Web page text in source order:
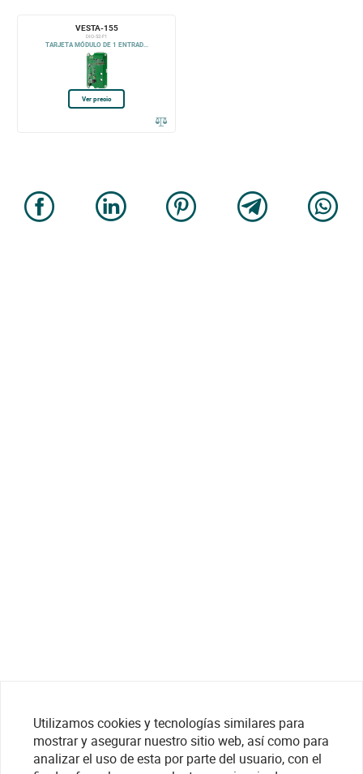
VESTA-155
DIO-52-F1
TARJETA MÓDULO DE 1 ENTRAD...
Ver precio
Utilizamos cookies y tecnologías similares para
mostrar y asegurar nuestro sitio web, así como para
analizar el uso de esta por parte del usuario, con el